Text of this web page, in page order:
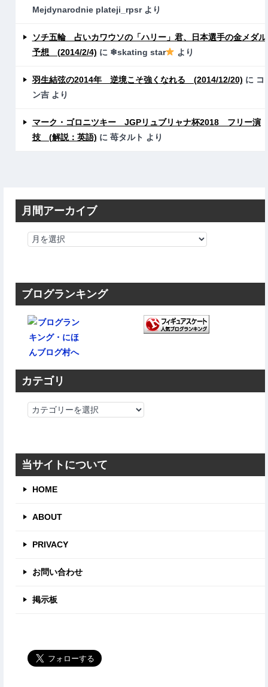
Mejdynarodnie plateji_rpsrより
ソチ五輪 占いカワウソの「ハリー」君、日本選手の金メダル
予想 (2014/2/4) に ❄skating star より
羽生結弦の2014年 逆境こそ強くなれる (2014/12/20) に コ
ン吉より
マーク・ゴロニツキー JGPリュブリャナ杯2018 フリー演
技 (解説：英語) に 苺タルト より
月間アーカイブ
ブログランキング
カテゴリ
カ
リ
当サイトについて
HOME
ABOUT
PRIVACY
お問い合わせ
掲示板